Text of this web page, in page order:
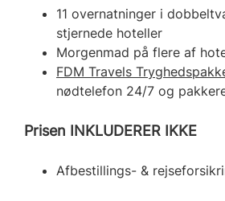
11 overnatninger i
stjernede hoteller
Morgenmad på flere af
FDM Travels
nødtelefon 24/7 og
Prisen INKLUDERER IKKE
Afbestillings- &